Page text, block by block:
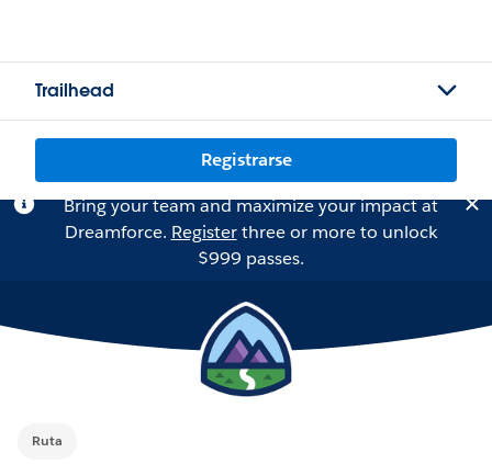
Trailhead
Registrarse
Bring your team and maximize your impact at
Dreamforce. Registerthree or more to unlock
$999 passes.
Ruta